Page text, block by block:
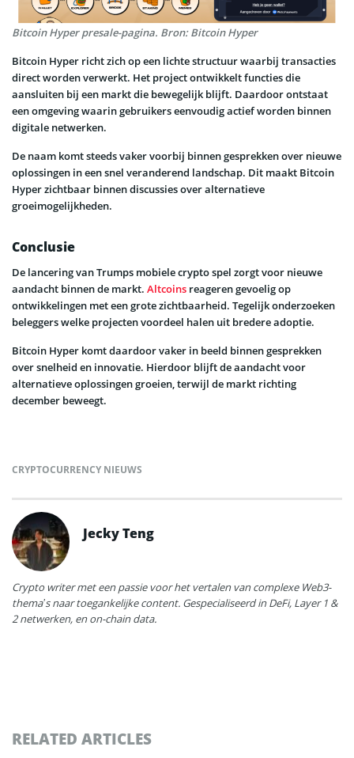
Bitcoin Hyper presale-pagina. Bron: Bitcoin Hyper
Bitcoin Hyper richt zich op een lichte structuur waarbij transacties
direct worden verwerkt. Het project ontwikkelt functies die
aansluiten bij een markt die bewegelijk blijft. Daardoor ontstaat
een omgeving waarin gebruikers eenvoudig actief worden binnen
digitale netwerken.
De naam komt steeds vaker voorbij binnen gesprekken over nieuwe
oplossingen in een snel veranderend landschap. Dit maakt Bitcoin
Hyper zichtbaar binnen discussies over alternatieve
groeimogelijkheden.
Conclusie
De lancering van Trumps mobiele crypto spel zorgt voor nieuwe
aandacht binnen de markt. Altcoins reageren gevoelig op
ontwikkelingen met een grote zichtbaarheid. Tegelijk onderzoeken
beleggers welke projecten voordeel halen uit bredere adoptie.
Bitcoin Hyper komt daardoor vaker in beeld binnen gesprekken
over snelheid en innovatie. Hierdoor blijft de aandacht voor
alternatieve oplossingen groeien, terwijl de markt richting
december beweegt.
CRYPTOCURRENCY NIEUWS
Jecky Teng
Crypto writer met een passie voor het vertalen van complexe Web3-
thema’s naar toegankelijke content. Gespecialiseerd in DeFi, Layer 1 &
2 netwerken, en on-chain data.
RELATED ARTICLES